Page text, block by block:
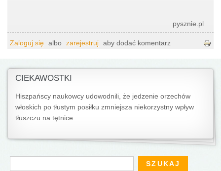
pysznie.pl
Zaloguj się albo zarejestruj aby dodać komentarz
CIEKAWOSTKI
Hiszpańscy naukowcy udowodnili, że jedzenie orzechów
włoskich po tłustym posiłku zmniejsza niekorzystny wpływ
tłuszczu na tętnice.
Formularz wyszukiwania
Szukaj